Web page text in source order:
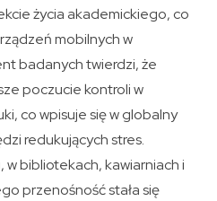
życia akademickiego, co
mobilnych w
badanych twierdzi, że
poczucie kontroli w
co wpisuje się w globalny
redukujących stres.
w bibliotekach, kawiarniach i
przenośność stała się